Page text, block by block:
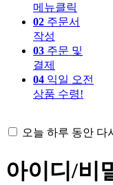
메뉴클릭
02 주문서
작성
03 주문 및
결제
04 익일 오전
상품 수령!
오늘 하루 동안 다
아이디/비